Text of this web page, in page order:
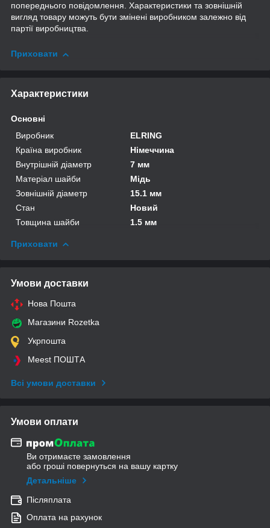
попереднього повідомлення. Характеристики та зовнішній
вигляд товару можуть бути змінені виробником залежно від
партії виробництва.
Приховати
Характеристики
Основні
Виробник
ELRING
Країна виробник
Німеччина
Внутрішній діаметр
7 мм
Матеріал шайби
Мідь
Зовнішній діаметр
15.1 мм
Стан
Новий
Товщина шайби
1.5 мм
Приховати
Умови доставки
Нова Пошта
Магазини Rozetka
Укрпошта
Meest ПОШТА
Всі умови доставки
Умови оплати
Ви отримаєте замовлення
або гроші повернуться на вашу картку
Детальніше
Післяплата
Оплата на рахунок